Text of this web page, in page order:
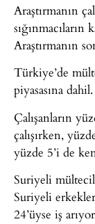
Araştırmanın
sığınmacıların
Araştırmanın
Türkiye’de
piyasasına dahil.
Çalışanların
çalışırken,
yüzde 5’i de
Suriyeli
Suriyeli
24’üyse iş